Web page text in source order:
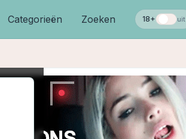
Categorieën Zoeken 18+ uit